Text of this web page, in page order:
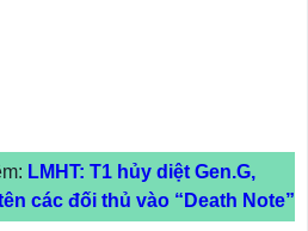
LMHT: T1 hủy diệt Gen.G,
các đối thủ vào “Death Note”